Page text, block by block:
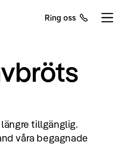
Ring oss
tillgänglig.
våra begagnade